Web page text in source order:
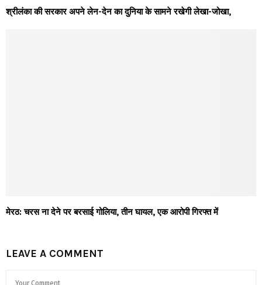
श्रीलंका की सरकार अपने लेन-देन का दुनिया के सामने रखेगी लेखा-जोखा,
मेरठ: चरस ना देने पर बरसाई गोलिया, तीन घायल, एक आरोपी गिरफ्त में
LEAVE A COMMENT